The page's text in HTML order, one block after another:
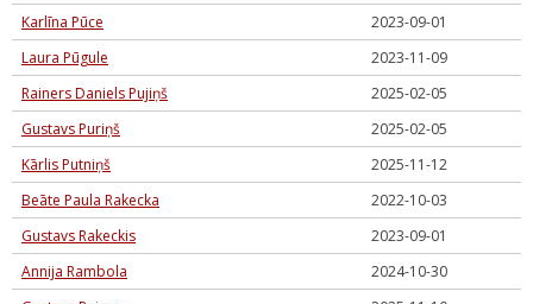
Karlīna Pūce
2023-09-01
Laura Pūgule
2023-11-09
Rainers Daniels Pujiņš
2025-02-05
Gustavs Puriņš
2025-02-05
Kārlis Putniņš
2025-11-12
Beāte Paula Rakecka
2022-10-03
Gustavs Rakeckis
2023-09-01
Annija Rambola
2024-10-30